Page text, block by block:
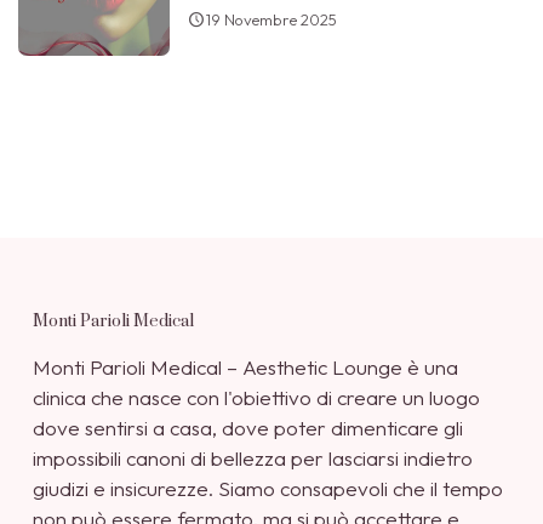
19 Novembre 2025
Monti Parioli Medical
Monti Parioli Medical – Aesthetic Lounge è una
clinica che nasce con l'obiettivo di creare un luogo
dove sentirsi a casa, dove poter dimenticare gli
impossibili canoni di bellezza per lasciarsi indietro
giudizi e insicurezze. Siamo consapevoli che il tempo
non può essere fermato, ma si può accettare e